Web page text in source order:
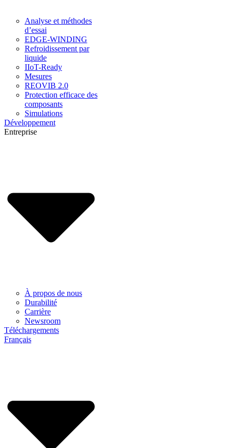
Analyse et méthodes
d’essai
EDGE-WINDING
Refroidissement par
liquide
IIoT-Ready
Mesures
REOVIB 2.0
Protection efficace des
composants
Simulations
Développement
Entreprise
À propos de nous
Durabilité
Carrière
Newsroom
Téléchargements
Français